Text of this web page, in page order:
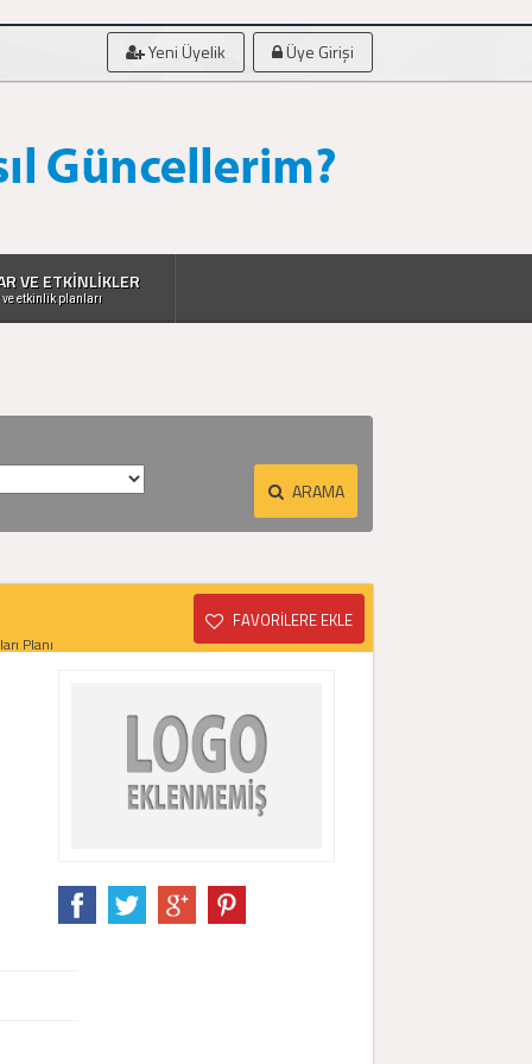
Yeni Üyelik Üye Girişi
VE ETKİNLİKLER
etkinlik planları
ARAMA
Planı
FAVORİLERE EKLE